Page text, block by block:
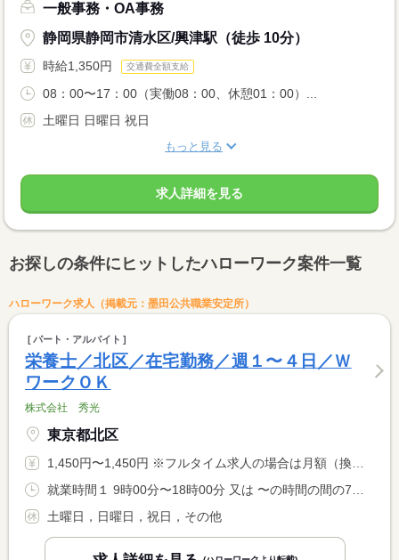
一般事務・OA事務
静岡県静岡市清水区/興津駅（徒歩 10分）
時給1,350円 交通費全額支給
08：00〜17：00（実働08：00、休憩01：00）...
土曜日 日曜日 祝日
もっと見る
求人詳細を見る
お探しの条件にヒットしたハローワーク案件一覧
ハローワーク求人（掲載元：墨田公共職業安定所）
パート・アルバイト
栄養士／北区／在宅勤務／週１〜４日／Ｗ
ワークＯＫ
株式会社 秀光
東京都北区
1,450円〜1,450円 ※フルタイム求人の場合は月額（換算額）、パート求人の場合は時間額を表示しています。
就業時間１ 9時00分〜18時00分 又は 〜の時間の間の7時間程度
土曜日，日曜日，祝日，その他